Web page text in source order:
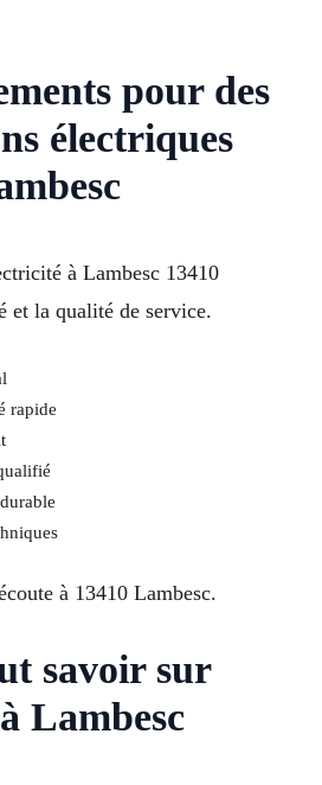
pour des
électriques
à Lambesc 13410
la qualité de service.
rapide
à 13410 Lambesc.
savoir sur
Lambesc